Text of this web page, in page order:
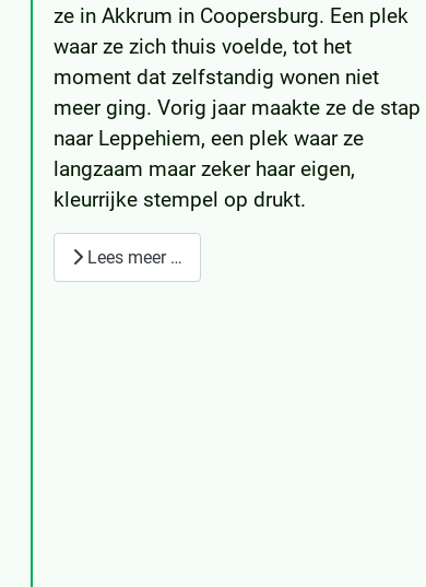
ze in Akkrum in Coopersburg. Een plek
waar ze zich thuis voelde, tot het
moment dat zelfstandig wonen niet
meer ging. Vorig jaar maakte ze de stap
naar Leppehiem, een plek waar ze
langzaam maar zeker haar eigen,
kleurrijke stempel op drukt.
Lees meer …